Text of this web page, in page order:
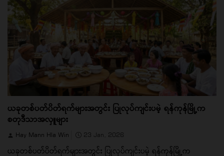
ယခုတစ်ပတ်ပိတ်ရက်များအတွင်း ပြုလုပ်ကျင်းပမဲ့ ရန်ကုန်မြို့က
စတုဒီသာအလှူများ
Hay Mann Hla Win 23 Jan, 2026
ယခုတစ်ပတ်ပိတ်ရက်များအတွင်း ပြုလုပ်ကျင်းပမဲ့ ရန်ကုန်မြို့က